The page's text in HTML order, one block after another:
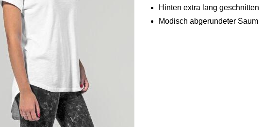
Hinten extra lang geschnitten
Modisch abgerundeter Saum